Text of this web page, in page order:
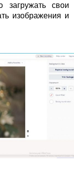
свои
изображения и